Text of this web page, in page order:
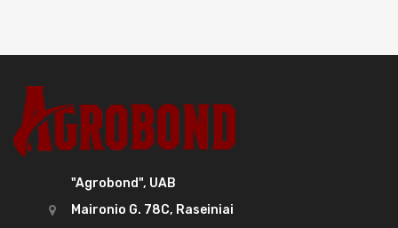
"Agrobond", UAB
Maironio G. 78C, Raseiniai